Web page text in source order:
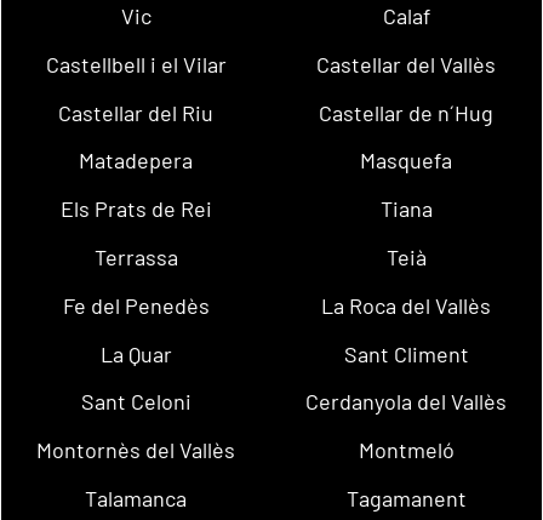
Vic
Calaf
Castellbell i el Vilar
Castellar del Vallès
Castellar del Riu
Castellar de n´Hug
Matadepera
Masquefa
Els Prats de Rei
Tiana
Terrassa
Teià
Fe del Penedès
La Roca del Vallès
La Quar
Sant Climent
Sant Celoni
Cerdanyola del Vallès
Montornès del Vallès
Montmeló
Talamanca
Tagamanent